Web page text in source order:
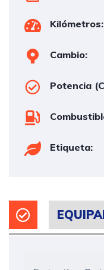
Kilómetros:
Cambio:
Potencia
Etiqueta: